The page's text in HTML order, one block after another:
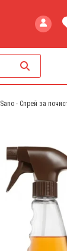
Sano - Спрей за